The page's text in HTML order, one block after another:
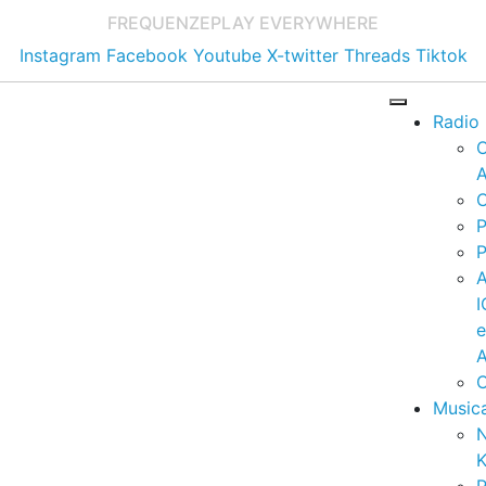
FREQUENZEPLAY EVERYWHERE
Instagram Facebook Youtube X-twitter Threads Tiktok
Radio
e